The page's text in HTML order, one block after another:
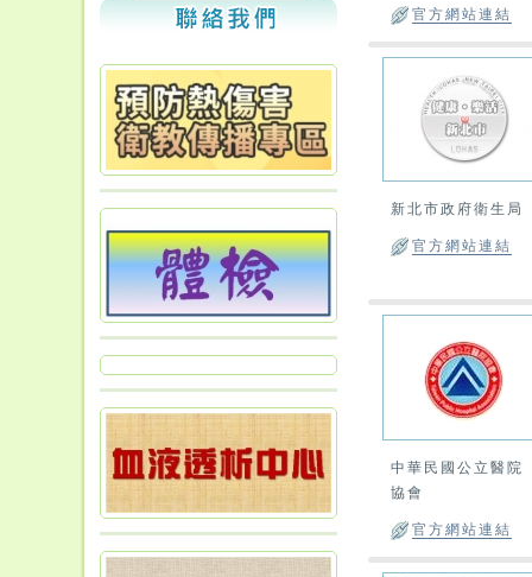
官方網站連結
新北市政府衛生局
官方網站連結
中華民國公立醫院
協會
官方網站連結